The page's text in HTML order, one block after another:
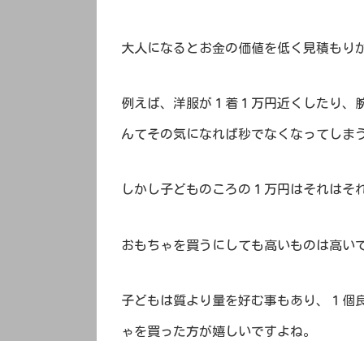
大人になるとお金の価値を低く見積もり
例えば、洋服が１着１万円近くしたり、
んてその気になれば秒でなくなってしま
しかし子どものころの１万円はそれはそ
おもちゃを買うにしても高いものは高い
子どもは質より量を好む事もあり、１個
ゃを買った方が嬉しいですよね。